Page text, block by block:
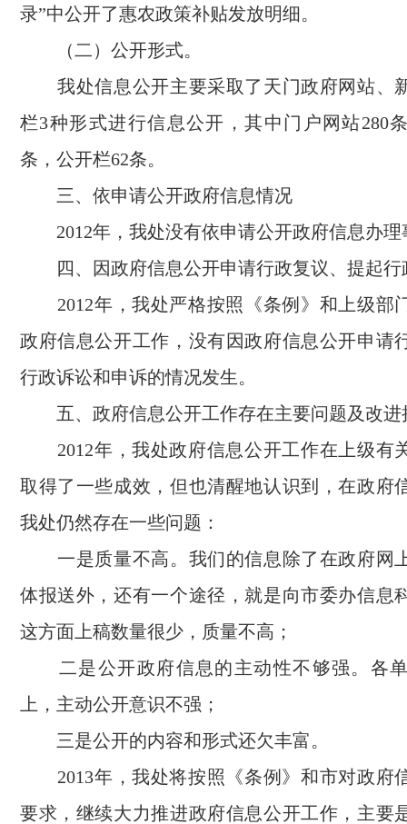
录”中公开了惠农政策补贴发放明细。
（二）公开形式。
我处信息公开主要采取了天门政府网站、
栏3种形式进行信息公开，其中门户网站280
条，公开栏62条。
三、依申请公开政府信息情况
2012年，我处没有依申请公开政府信息办理
四、因政府信息公开申请行政复议、提起
2012年，我处严格按照《条例》和上级部
政府信息公开工作，没有因政府信息公开申请
行政诉讼和申诉的情况发生。
五、政府信息公开工作存在主要问题及改进
2012年，我处政府信息公开工作在上级有
取得了一些成效，但也清醒地认识到，在政府
我处仍然存在一些问题：
一是质量不高。我们的信息除了在政府网
体报送外，还有一个途径，就是向市委办信息
这方面上稿数量很少，质量不高；
二是公开政府信息的主动性不够强。各
上，主动公开意识不强；
三是公开的内容和形式还欠丰富。
2013年，我处将按照《条例》和市对政府
要求，继续大力推进政府信息公开工作，主要